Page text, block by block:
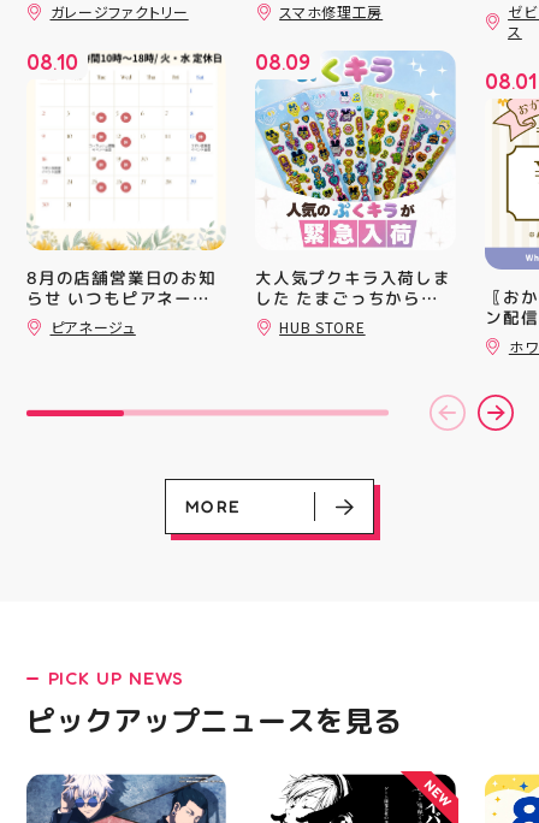
LATEST!
アが登場！ ポテトのボ
み、 楽しい顔を作って
遊ぶ事が出来ます パー
るので色々楽しめますよ
#アメリカン雑貨 #アテ
ィ郡山 #福島県 #郡山駅
前 #郡山市
ガレージファクトリー
08.10
8月の店舗営業日のお知
らせ いつもピアネージ
ュをご利用いただき あ
りがとうございます 8月
15日は店舗をお休みさ
🧵定休日 火・水 イベ
ント出店の日もあります
ンダーをチェックしてい
皆さまをお待ちしていま
す #ピアネージュ #郡山
ハンドメイド #郡山ワー
教室 #ハンドメイドショ
ップ 手作り好きさんと
繋がりたい 郡山市
ピアネージュ
房アティ郡山店なら即日
スマホ修理工房
08.09
大人気プクキラ入荷しま
した たまごっちからサ
ンリオまで 全13種類の
豊富なラインナップが勢
ず胸キュンしちゃうデザ
インばかり 集めたくな
定での入荷となりますの
で 気になっていた方、
まだGETできてない方は
売り切れる前にぜひお早
HUBSTORE 数量限定 新
商品入荷
HUB STORE
「ゼ
つり
16(日
ィ館
を行
入り
対策
た、
ート(
買い
ツポ
録)画
だく
加す
ズな
ぜひ
熱い
ゼ
ス
08.01
〖お
ン配
ッパ
￥
ーポ
ース
ホ
MORE
PICK UP NEWS
ピックアップニュースを見る
NEW